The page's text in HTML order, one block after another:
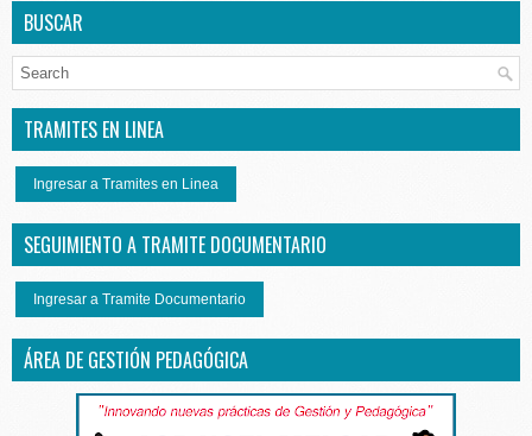
BUSCAR
TRAMITES EN LINEA
Ingresar a Tramites en Linea
SEGUIMIENTO A TRAMITE DOCUMENTARIO
Ingresar a Tramite Documentario
ÁREA DE GESTIÓN PEDAGÓGICA